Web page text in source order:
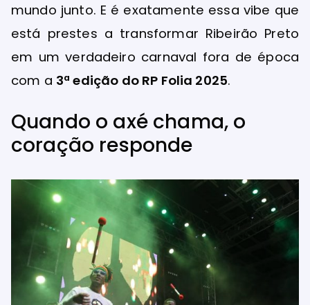
mundo junto. E é exatamente essa vibe que
está prestes a transformar Ribeirão Preto
em um verdadeiro carnaval fora de época
com a 3ª edição do RP Folia 2025.
Quando o axé chama, o
coração responde